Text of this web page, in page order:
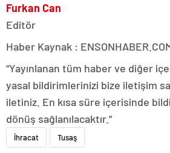
Furkan Can
Editör
Haber Kaynak :
“Yayınlanan tüm haber ve diğer
yasal bildirimlerinizi bize iletişim
iletiniz. En kısa süre içerisinde
dönüş sağlanılacaktır.”
İhracat Tusaş